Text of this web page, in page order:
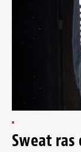
Sweat ras